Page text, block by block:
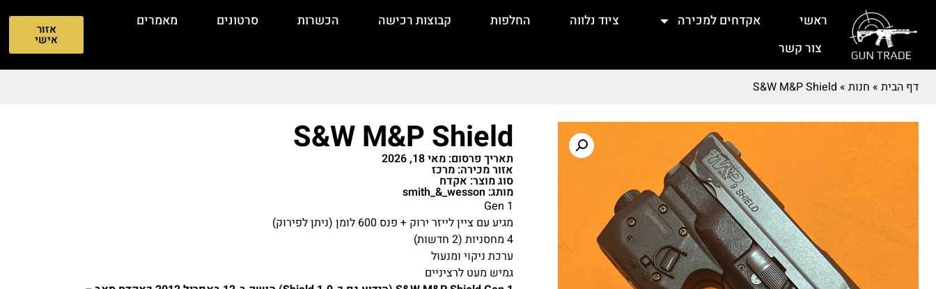
ראשי אקדחים למכירה ציוד נלווה החלפות קבוצות רכישה הכשרות סרטונים
מאמרים
צור קשר
אזור
אישי
דף הבית » חנות »
S&W M&P Shield
S&W M&P Shield
תאריך פרסום: מאי 18, 2026
אזור מכירה: מרכז
סוג מוצר: אקדח
מותג: smith_&_wesson
Gen 1
מגיע עם ציין לייזר ירוק + פנס 600 לומן (ניתן לפירוק)
4 מחסניות (2 חדשות)
ערכת ניקוי ומנעול
גמיש מעט לרציניים